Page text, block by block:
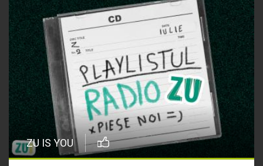
ZU IS YOU